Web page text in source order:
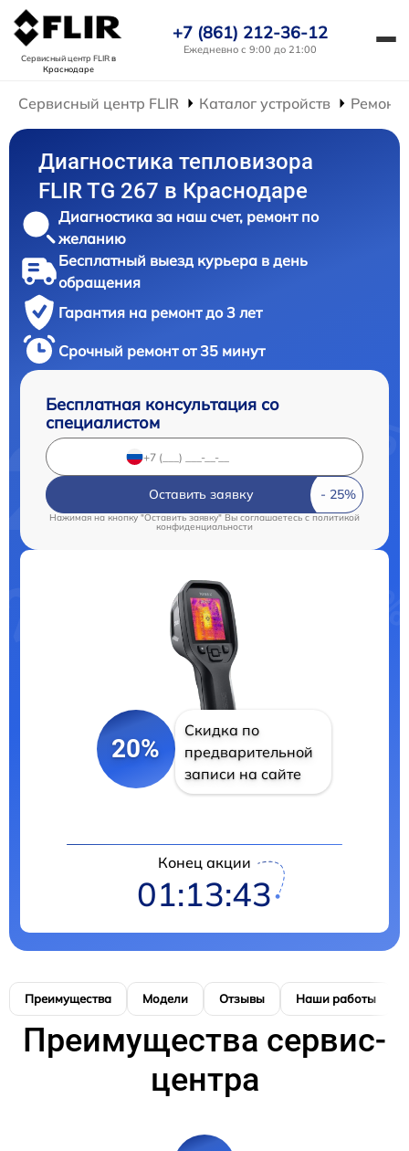
Сервисный центр FLIRв
Краснодаре
+7 (861) 212-36-12
Ежедневно с 9:00 до 21:00
Сервисный центр FLIR Каталог устройств Ремонт
Диагностика тепловизора
FLIR TG 267 в Краснодаре
Диагностика за наш счет, ремонт по
желанию
Бесплатный выезд курьера в день
обращения
Гарантия на ремонт до 3 лет
Срочный ремонт от 35 минут
Бесплатная консультация со
специалистом
Оставить заявку
Нажимая на кнопку "Оставить заявку" Вы соглашаетесь c политикой
конфиденциальности
20%
Скидка по
предварительной
записи на сайте
Конец акции
01:13:43
Преимущества Модели Отзывы Наши работы
Преимущества сервис-
центра